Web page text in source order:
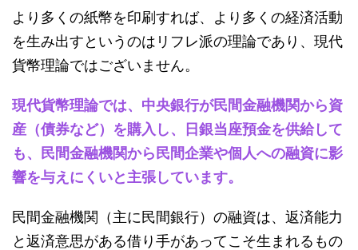
より多くの紙幣を印刷すれば、より多くの経済活動
を生み出すというのはリフレ派の理論であり、現代
貨幣理論ではございません。
現代貨幣理論では、中央銀行が民間金融機関から資
産（債券など）を購入し、日銀当座預金を供給して
も、民間金融機関から民間企業や個人への融資に影
響を与えにくいと主張しています。
民間金融機関（主に民間銀行）の融資は、返済能力
と返済意思がある借り手があってこそ生まれるもの